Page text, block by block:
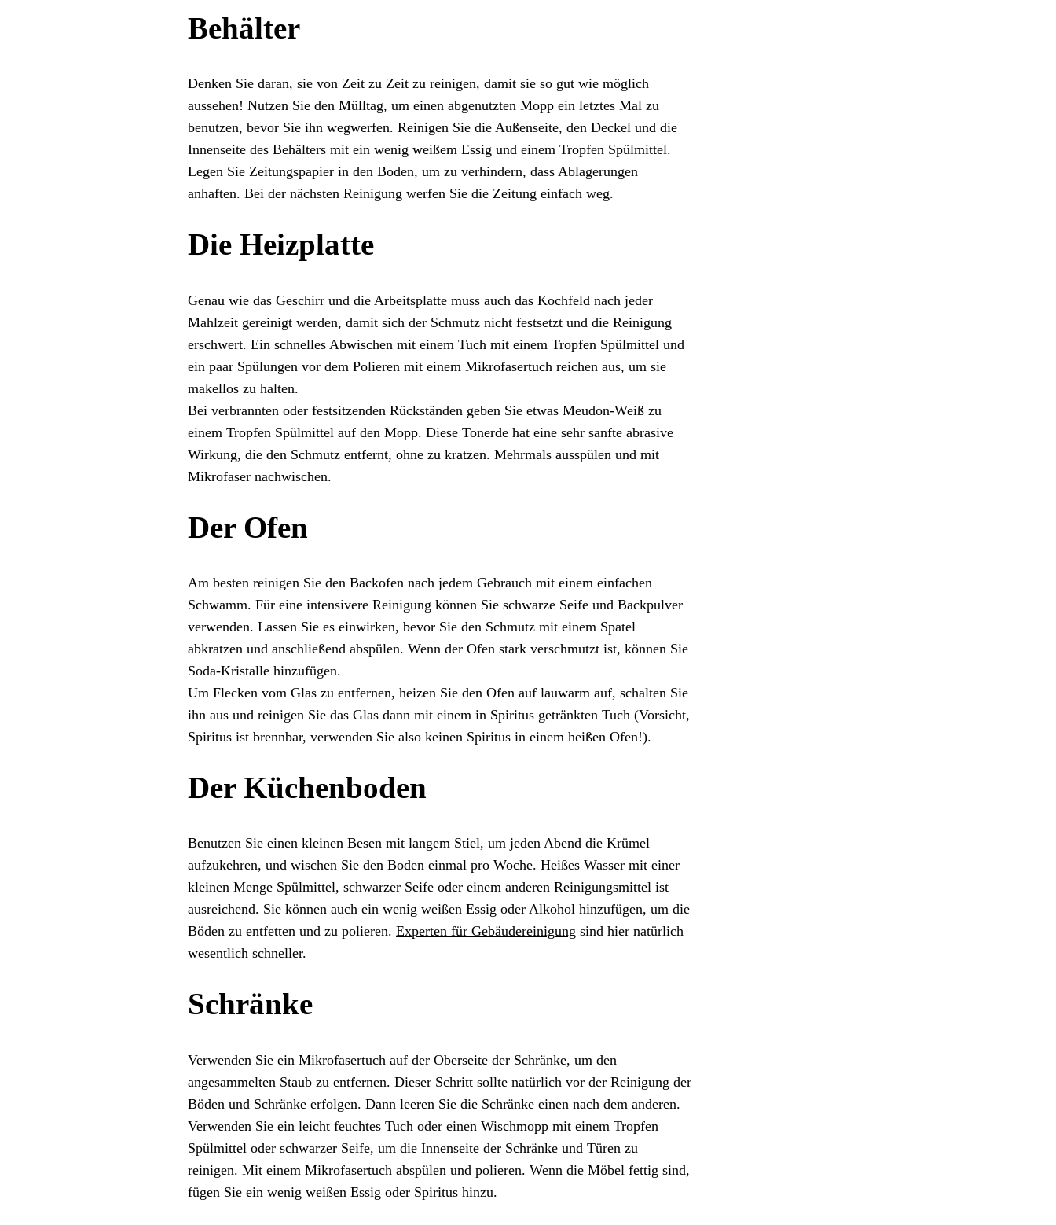
Behälter
Denken Sie daran, sie von Zeit zu Zeit zu reinigen, damit sie so gut wie möglich
aussehen! Nutzen Sie den Mülltag, um einen abgenutzten Mopp ein letztes Mal zu
benutzen, bevor Sie ihn wegwerfen. Reinigen Sie die Außenseite, den Deckel und die
Innenseite des Behälters mit ein wenig weißem Essig und einem Tropfen Spülmittel.
Legen Sie Zeitungspapier in den Boden, um zu verhindern, dass Ablagerungen
anhaften. Bei der nächsten Reinigung werfen Sie die Zeitung einfach weg.
Die Heizplatte
Genau wie das Geschirr und die Arbeitsplatte muss auch das Kochfeld nach jeder
Mahlzeit gereinigt werden, damit sich der Schmutz nicht festsetzt und die Reinigung
erschwert. Ein schnelles Abwischen mit einem Tuch mit einem Tropfen Spülmittel und
ein paar Spülungen vor dem Polieren mit einem Mikrofasertuch reichen aus, um sie
makellos zu halten.
Bei verbrannten oder festsitzenden Rückständen geben Sie etwas Meudon-Weiß zu
einem Tropfen Spülmittel auf den Mopp. Diese Tonerde hat eine sehr sanfte abrasive
Wirkung, die den Schmutz entfernt, ohne zu kratzen. Mehrmals ausspülen und mit
Mikrofaser nachwischen.
Der Ofen
Am besten reinigen Sie den Backofen nach jedem Gebrauch mit einem einfachen
Schwamm. Für eine intensivere Reinigung können Sie schwarze Seife und Backpulver
verwenden. Lassen Sie es einwirken, bevor Sie den Schmutz mit einem Spatel
abkratzen und anschließend abspülen. Wenn der Ofen stark verschmutzt ist, können Sie
Soda-Kristalle hinzufügen.
Um Flecken vom Glas zu entfernen, heizen Sie den Ofen auf lauwarm auf, schalten Sie
ihn aus und reinigen Sie das Glas dann mit einem in Spiritus getränkten Tuch (Vorsicht,
Spiritus ist brennbar, verwenden Sie also keinen Spiritus in einem heißen Ofen!).
Der Küchenboden
Benutzen Sie einen kleinen Besen mit langem Stiel, um jeden Abend die Krümel
aufzukehren, und wischen Sie den Boden einmal pro Woche. Heißes Wasser mit einer
kleinen Menge Spülmittel, schwarzer Seife oder einem anderen Reinigungsmittel ist
ausreichend. Sie können auch ein wenig weißen Essig oder Alkohol hinzufügen, um die
Böden zu entfetten und zu polieren. Experten für Gebäudereinigung sind hier natürlich
wesentlich schneller.
Schränke
Verwenden Sie ein Mikrofasertuch auf der Oberseite der Schränke, um den
angesammelten Staub zu entfernen. Dieser Schritt sollte natürlich vor der Reinigung der
Böden und Schränke erfolgen. Dann leeren Sie die Schränke einen nach dem anderen.
Verwenden Sie ein leicht feuchtes Tuch oder einen Wischmopp mit einem Tropfen
Spülmittel oder schwarzer Seife, um die Innenseite der Schränke und Türen zu
reinigen. Mit einem Mikrofasertuch abspülen und polieren. Wenn die Möbel fettig sind,
fügen Sie ein wenig weißen Essig oder Spiritus hinzu.